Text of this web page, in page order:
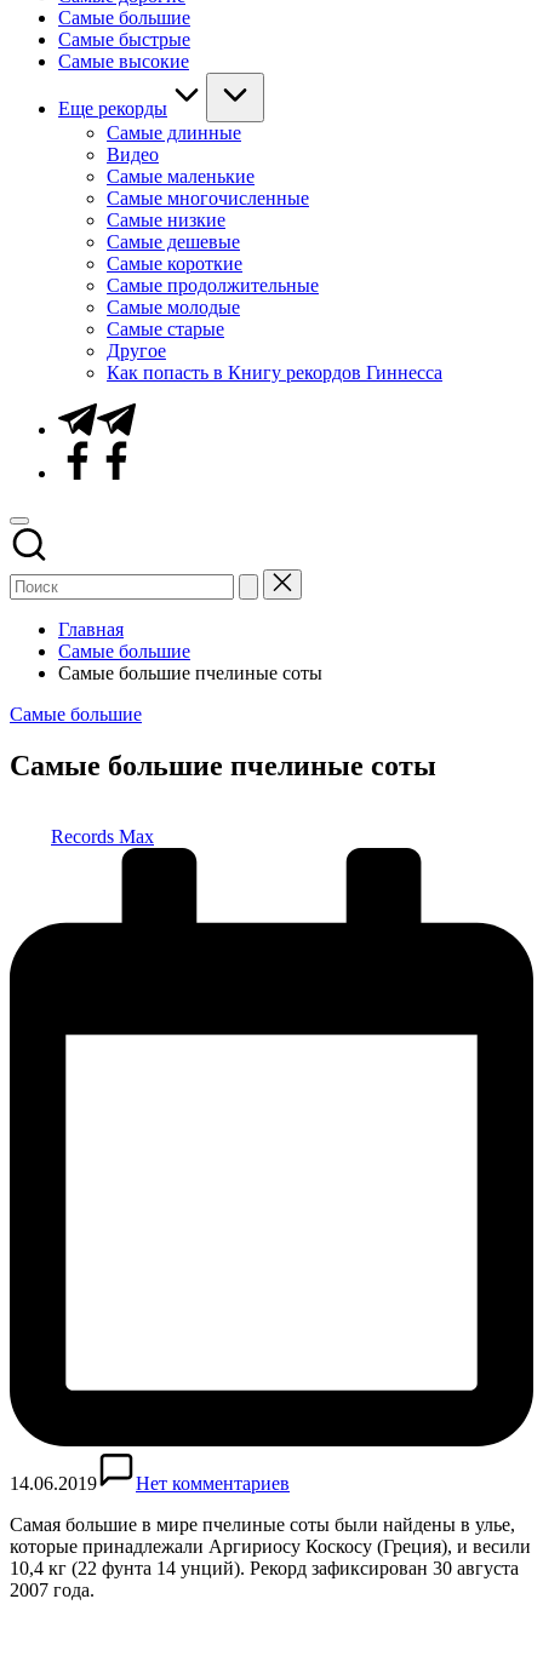
Самые большие
Самые быстрые
Самые высокие
Еще рекорды
Самые длинные
Видео
Самые маленькие
Самые многочисленные
Самые низкие
Самые дешевые
Самые короткие
Самые продолжительные
Самые молодые
Самые старые
Другое
Как попасть в Книгу рекордов Гиннесса
Telegram
Facebook
Главная
Самые большие
Самые большие пчелиные соты
Опубликовано
Самые большие
Самые большие пчелиные соты
Records Max
14.06.2019
Нет комментариев
Самая большие в мире пчелиные соты были найдены в улье,
которые принадлежали Аргириосу Коскосу (Греция), и весили
10,4 кг (22 фунта 14 унций). Рекорд зафиксирован 30 августа
2007 года.